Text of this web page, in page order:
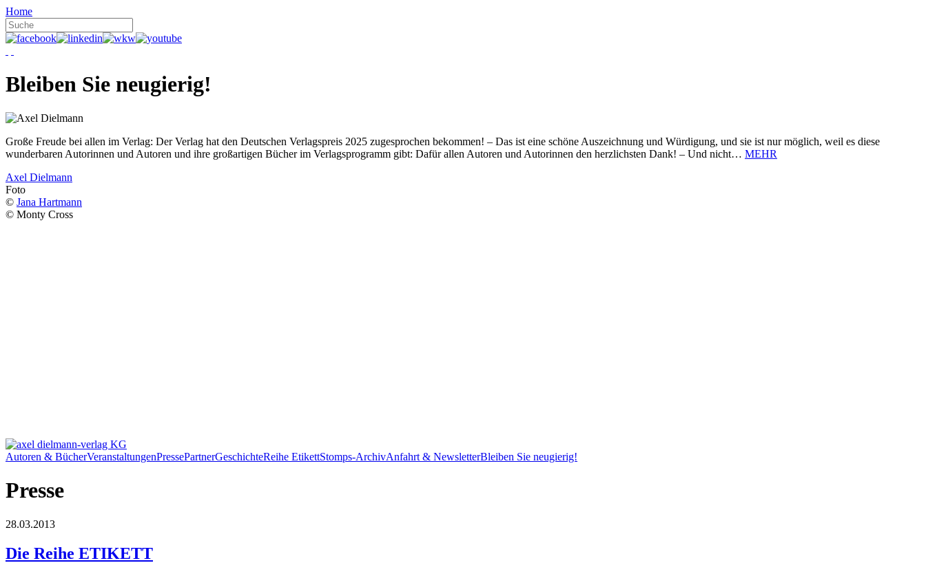
Home
Bleiben Sie neugierig!
Große Freude bei allen im Verlag: Der Verlag hat den Deutschen Verlagspreis 2025 zugesprochen bekommen! – Das ist eine schöne Auszeichnung und Würdigung, und sie ist nur möglich, weil es diese
wunderbaren Autorinnen und Autoren und ihre großartigen Bücher im Verlagsprogramm gibt: Dafür allen Autoren und Autorinnen den herzlichsten Dank! – Und nicht… MEHR
Axel Dielmann
Foto
© Jana Hartmann
© Monty Cross
Autoren & BücherVeranstaltungenPressePartnerGeschichteReihe EtikettStomps-ArchivAnfahrt & NewsletterBleiben Sie neugierig!
Presse
28.03.2013
Die Reihe ETIKETT